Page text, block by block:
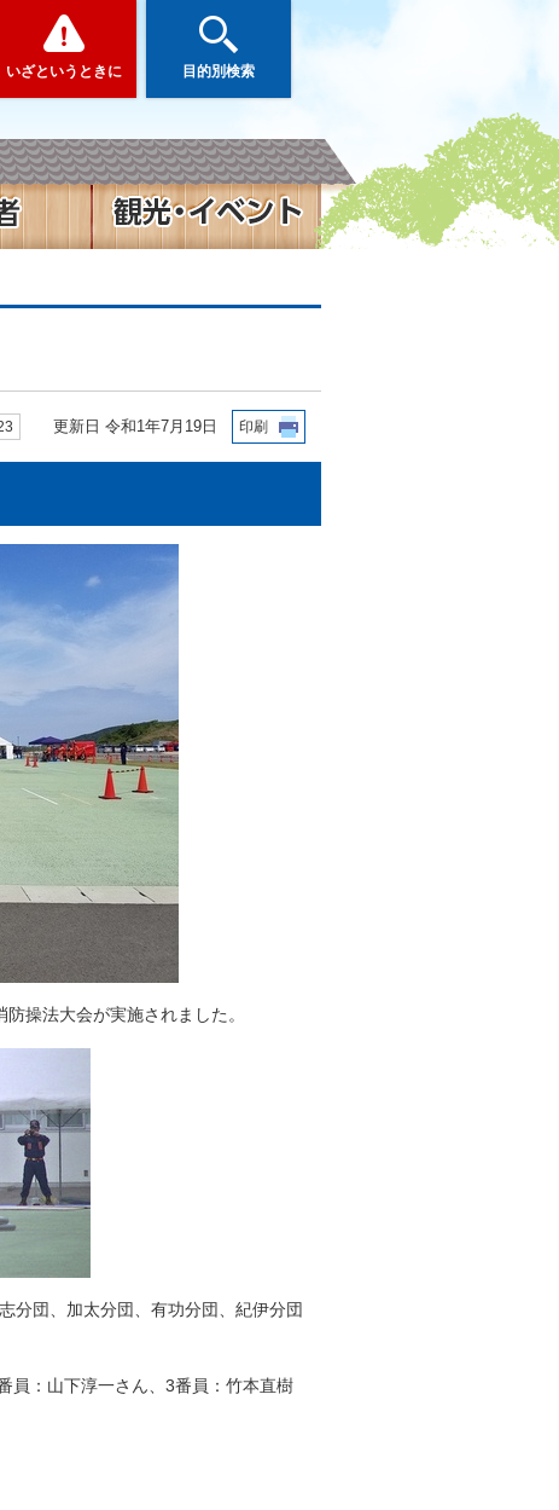
いざというときに 目的別検索
更新日 令和1年7月19日 印刷
操法大会が実施されました。
分団、加太分団、有功分団、紀伊分団
員：山下淳一さん、3番員：竹本直樹